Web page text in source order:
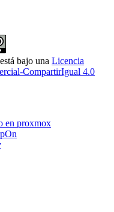
bajo una Licencia
CompartirIgual 4.0
en proxmox